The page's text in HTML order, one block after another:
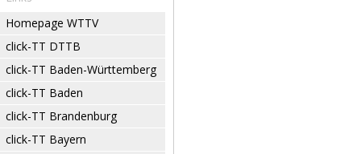
Homepage WTTV
click-TT DTTB
click-TT Baden-Württemberg
click-TT Baden
click-TT Brandenburg
click-TT Bayern